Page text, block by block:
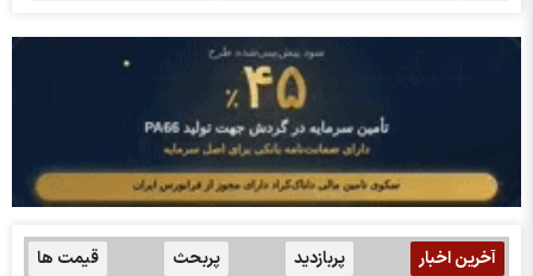
آخرین اخبار پربازدید پربحث قیمت ها